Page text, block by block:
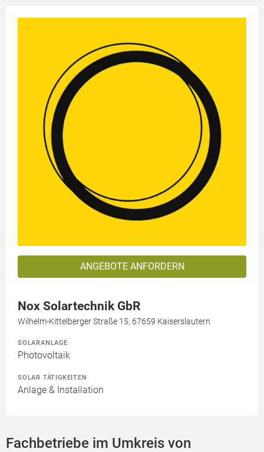
ANGEBOTE ANFORDERN
Nox Solartechnik GbR
Wilhelm-Kittelberger Straße 15, 67659 Kaiserslautern
SOLARANLAGE
Photovoltaik
SOLAR TÄTIGKEITEN
Anlage & Installation
Fachbetriebe im Umkreis von